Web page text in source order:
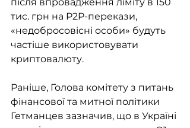
тис. грн на P2P-перекази,
«недобросовісні особи» будуть
частіше використовувати
криптовалюту.
Раніше, Голова комітету з питань
фінансової та митної політики
Гетманцев зазначив, що в Україні